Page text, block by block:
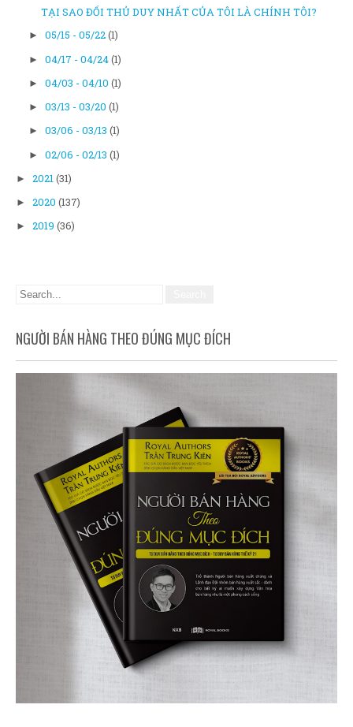
TẠI SAO ĐỐI THỦ DUY NHẤT CỦA TÔI LÀ CHÍNH TÔI?
► 05/15 - 05/22(1)
► 04/17 - 04/24(1)
► 04/03 - 04/10 (1)
► 03/13 - 03/20 (1)
► 03/06 - 03/13 (1)
► 02/06 - 02/13 (1)
► 2021(31)
► 2020 (137)
► 2019 (36)
NGƯỜI BÁN HÀNG THEO ĐÚNG MỤC ĐÍCH